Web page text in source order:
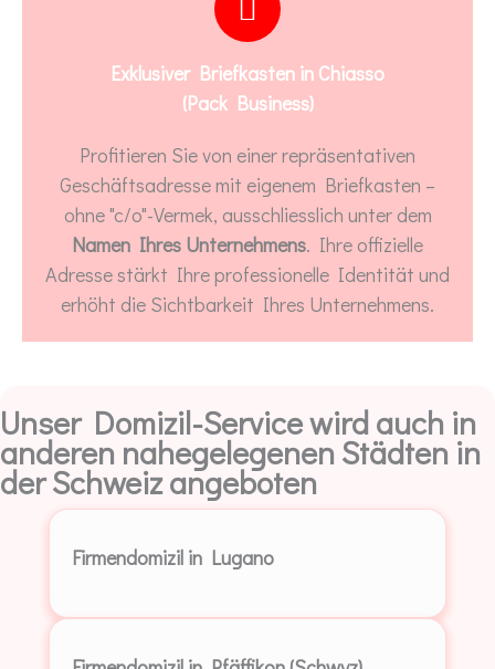
Exklusiver Briefkasten in Chiasso
(Pack Business)
Profitieren Sie von einer repräsentativen
Geschäftsadresse mit eigenem Briefkasten –
ohne "c/o"-Vermek, ausschliesslich unter dem
Namen Ihres Unternehmens. Ihre offizielle
Adresse stärkt Ihre professionelle Identität und
erhöht die Sichtbarkeit Ihres Unternehmens.
Unser Domizil-Service wird auch in
anderen nahegelegenen Städten in
der Schweiz angeboten
Firmendomizil in Lugano